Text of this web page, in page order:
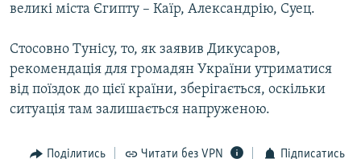
великі міста Єгипту – Каїр, Александрію, Суец.
Стосовно Тунісу, то, як заявив Дикусаров,
рекомендація для громадян України утриматися
від поїздок до цієї країни, зберігається, оскільки
ситуація там залишається напруженою.
Поділитись Читати без VPN Підписатись